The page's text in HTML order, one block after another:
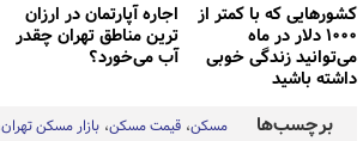
کشورهایی که با کمتر از
۱۰۰۰ دلار در ماه
می‌توانید زندگی خوبی
داشته باشید
اجاره آپارتمان در ارزان
ترین مناطق تهران چقدر
آب می‌خورد؟
برچسب‌ها مسکن قیمت مسکن بازار مسکن تهران